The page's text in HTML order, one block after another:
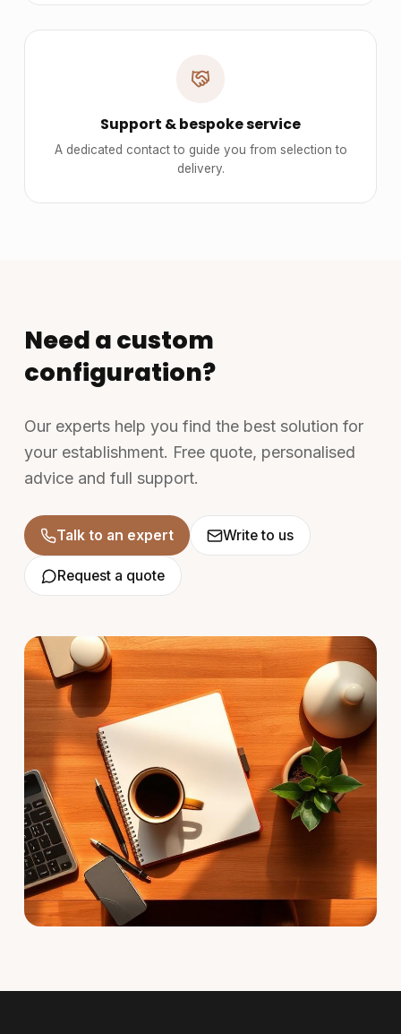
Support & bespoke service
A dedicated contact to guide you from selection to
delivery.
Need a custom
configuration?
Our experts help you find the best solution for
your establishment. Free quote, personalised
advice and full support.
Talk to an expert Write to us
Request a quote